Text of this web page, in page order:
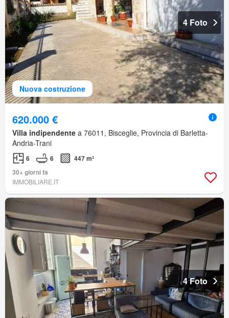
Nuova costruzione
4 Foto
620.000 €
Villa indipendente a 76011, Bisceglie, Provincia di Barletta-
Andria-Trani
6 6
447 m²
30+ giorni fa
IMMOBILIARE.IT
4 Foto